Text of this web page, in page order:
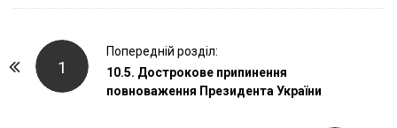
1
Попередній розділ:
10.5. Дострокове припинення
повноваження Президента України